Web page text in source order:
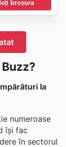
broșura
la
numeroase
își fac
în sectorul